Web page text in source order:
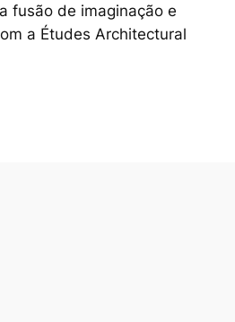
fusão de imaginação e
a Études Architectural